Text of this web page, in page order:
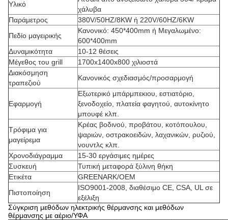
Υλικό
χάλυβα
Παράμετρος
380V/50HZ/8KW ή 220V/60HZ/6KW
Πεδίο μαγειρικής
Κανονικό: 450*400mm ή Μεγαλωμένο:
600*400mm
Δυναμικότητα
10-12 θέσεις
Μέγεθος του grill
1700x1400x800 χιλιοστά
Διακόσμηση
τραπεζιού
Κανονικός σχεδιασμός/προσαρμογή
Εφαρμογή
Εξωτερικό μπάρμπεκιου, εστιατόριο,
ξενοδοχείο, πλατεία φαγητού, αυτοκίνητο
μπουφέ κλπ.
Τρόφιμα για
μαγείρεμα
Κρέας βοδινού, προβάτου, κοτόπουλου,
ψαριών, οστρακοειδών, λαχανικών, ρυζιού,
νουντλς κλπ.
Χρονοδιάγραμμα
15-30 εργάσιμες ημέρες
Συσκευή
Τυπική μεταφορά ξύλινη θήκη
Ετικέτα
GREENARK/OEM
Πιστοποίηση
ISO9001-2008, διαθέσιμο CE, CSA, UL σε
εξέλιξη
Σύγκριση μεθόδων ηλεκτρικής θέρμανσης και μεθόδων
θέρμανσης με αέριο/ΥΦΑ